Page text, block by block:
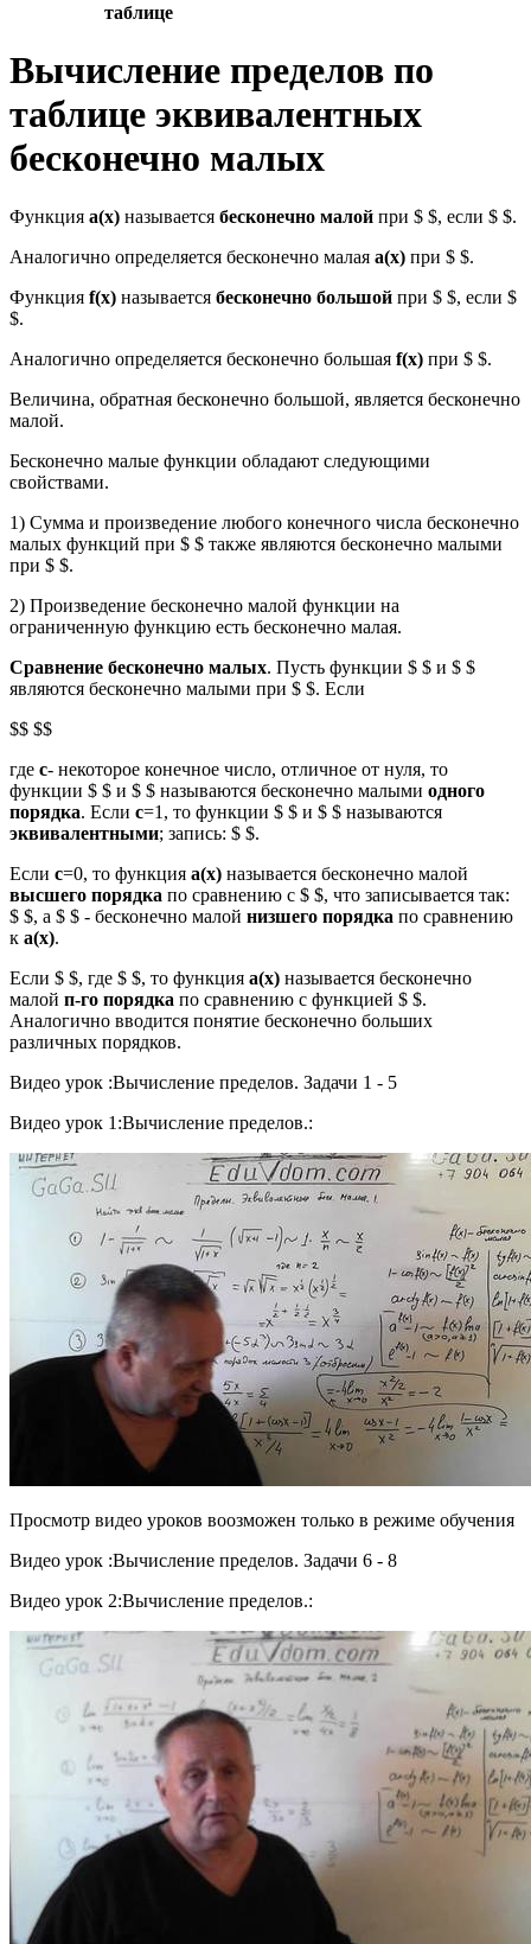
таблице
Вычисление пределов по
таблице эквивалентных
бесконечно малых
Функция а(х) называется бесконечно малой при $ $, если $ $.
Аналогично определяется бесконечно малая а(х) при $ $.
Функция f(x) называется бесконечно большой при $ $, если $
$.
Аналогично определяется бесконечно большая f(х) при $ $.
Величина, обратная бесконечно большой, является бесконечно
малой.
Бесконечно малые функции обладают следующими
свойствами.
1) Сумма и произведение любого конечного числа бесконечно
малых функций при $ $ также являются бесконечно малыми
при $ $.
2) Произведение бесконечно малой функции на
ограниченную функцию есть бесконечно малая.
Сравнение бесконечно малых. Пусть функции $ $ и $ $
являются бесконечно малыми при $ $. Если
$$ $$
где с- некоторое конечное число, отличное от нуля, то
функции $ $ и $ $ называются бесконечно малыми одного
порядка. Если с=1, то функции $ $ и $ $ называются
эквивалентными; запись: $ $.
Если с=0, то функция а(х) называется бесконечно малой
высшего порядка по сравнению с $ $, что записывается так:
$ $, а $ $ - бесконечно малой низшего порядка по сравнению
к а(х).
Если $ $, где $ $, то функция а(х) называется бесконечно
малой п-го порядка по сравнению с функцией $ $.
Аналогично вводится понятие бесконечно больших
различных порядков.
Видео урок :Вычисление пределов. Задачи 1 - 5
Видео урок 1:Вычисление пределов.:
Просмотр видео уроков воозможен только в режиме обучения
Видео урок :Вычисление пределов. Задачи 6 - 8
Видео урок 2:Вычисление пределов.: